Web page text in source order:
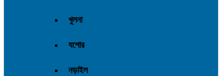
খুলনা
যশোর
নড়াইল